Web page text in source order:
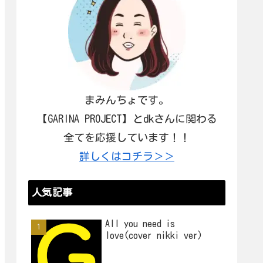
まみんちょです。
【GARINA PROJECT】とdkさんに関わる
全てを応援しています！！
詳しくはコチラ＞＞
人気記事
All you need is
love(cover nikki ver)